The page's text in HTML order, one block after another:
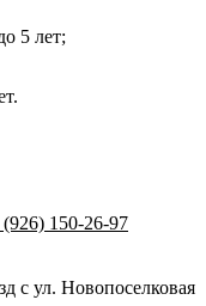
5 лет;
150-26-97
с ул. Новопоселковая